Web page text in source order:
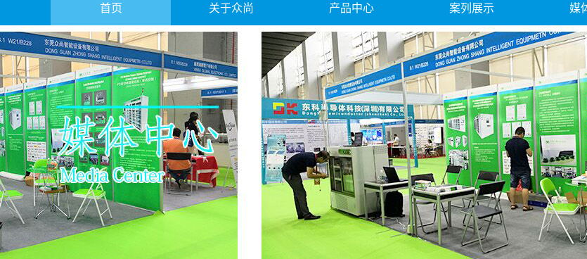
首页 关于众尚
资质证书
公司介绍
服务理念
人才招聘
产品中心
移动电源、电池组老化测试系列
蓝牙耳机、音响老化测试系列
无线充老化测试系列
电源老化测试系列
节能回馈式老化测试系列
灯具智能老化测试系列
非标定制老化测试系列
仪器仪表系列
负载模组、板卡产品系列
案列展示 媒
公司新
行业新
公司风
展会中